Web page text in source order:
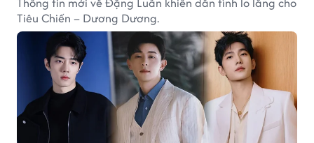
Tiêu Chiến – Dương Dương.